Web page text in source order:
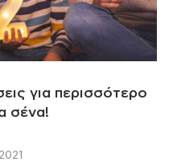
για περισσότερο
σένα!